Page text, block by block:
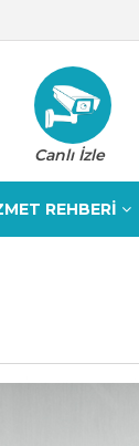
Canlı İzle
REHBERİ